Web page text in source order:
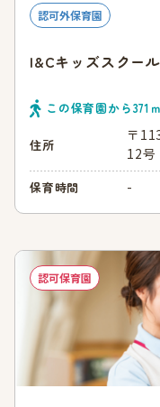
認可外保育園
I&Cキッズスクール
この保育園から371 ｍ
住所
〒
12号
保育時間 -
認可保育園